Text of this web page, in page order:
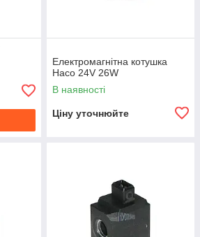
Електромагнітна котушка
Haco 24V 26W
В наявності
Ціну уточнюйте